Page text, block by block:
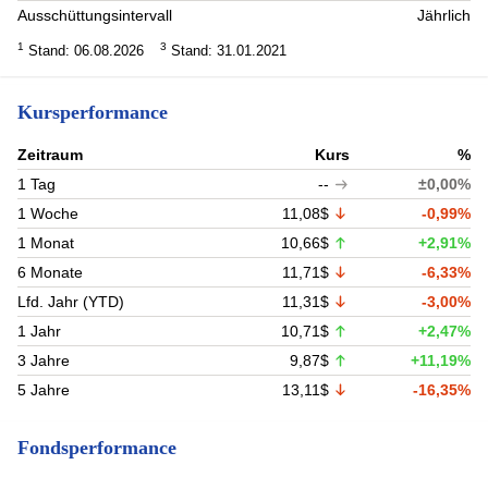
Ausschüttungsintervall Jährlich
1 Stand: 06.08.2026 3 Stand: 31.01.2021
Kursperformance
Zeitraum Kurs
%
1 Tag
--
±0,00%
1 Woche
11,08$
-0,99%
1 Monat
10,66$
+2,91%
6 Monate
11,71$
-6,33%
Lfd. Jahr (YTD)
11,31$
-3,00%
1 Jahr
10,71$
+2,47%
3 Jahre
9,87$
+11,19%
5 Jahre
13,11$ -16,35%
Fondsperformance